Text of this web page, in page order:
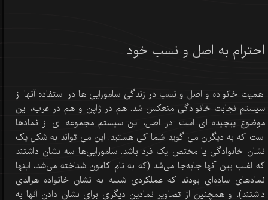
احترام به اصل و نسب خود
اهمیت خانواده و اصل و نسب در زندگی سامورایی ها در استفاده آنها از
سیستم نجابت خانوادگی منعکس شد. هم در ژاپن و هم در غرب، این
موضوع پیچیده ای است. در اصل، این سیستم مجموعه ای از نمادها
است که به دیگران می گوید شما کی هستید. این می تواند به شکل یک
نشان خانوادگی یا مختص یک فرد باشد. سامورایی‌ها سه نشان داشتند
که اغلب بین آنها جابه‌جا می‌شد (که به نام کامون شناخته می‌شد، اینها
نمادهای ساده‌ای بودند که عملکردی شبیه به نشان خانواده هرالدی
داشتند)، و همچنین از تصاویر نمادین دیگری برای نشان دادن آنها به